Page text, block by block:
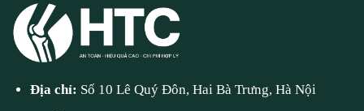
Địa chỉ: Số 10 Lê Quý Đôn, Hai Bà Trưng, Hà Nội